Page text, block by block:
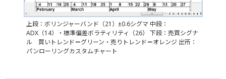
上段：ボリンジャーバンド（21）±0.6シグマ 中段：
ADX（14）・標準偏差ボラティリティ（26） 下段：売買シグナ
ル 買いトレンド＝グリーン・売りトレンド＝オレンジ 出所：
パンローリングカスタムチャート